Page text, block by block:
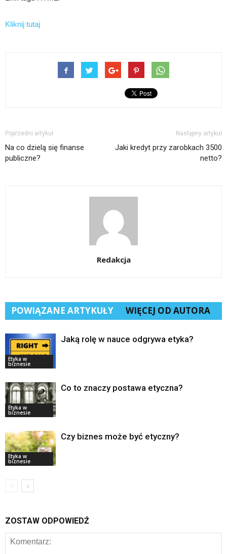
Kliknij tutaj
Poprzedni artykuł
Na co dzielą się finanse
publiczne?
Następny artykuł
Jaki kredyt przy zarobkach 3500
netto?
Redakcja
POWIĄZANE ARTYKUŁY WIĘCEJ OD AUTORA
Etyka w
biznesie
Jaką rolę w nauce odgrywa etyka?
Etyka w
biznesie
Co to znaczy postawa etyczna?
Etyka w
biznesie
Czy biznes może być etyczny?
ZOSTAW ODPOWIEDŹ